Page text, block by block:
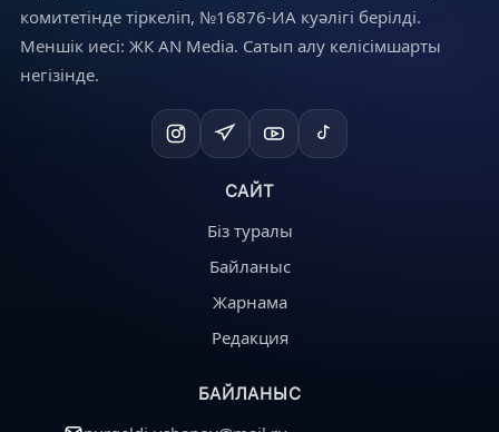
комитетінде тіркеліп, №16876-ИА куәлігі берілді.
Меншік иесі: ЖК AN Media. Сатып алу келісімшарты
негізінде.
САЙТ
Біз туралы
Байланыс
Жарнама
Редакция
БАЙЛАНЫС